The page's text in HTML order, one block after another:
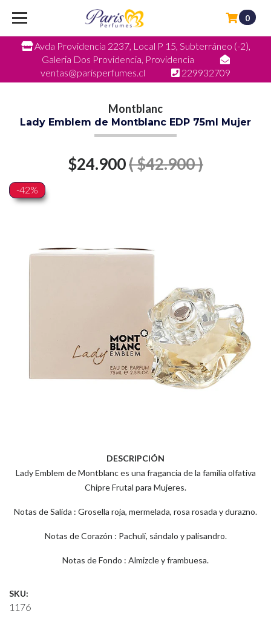
Avda Providencia 2237, Local P 15, Subterráneo (-2),
Galeria Dos Providencia, Providencia
ventas@parisperfumes.cl
229932709
0
Montblanc
Lady Emblem de Montblanc EDP 75ml Mujer
$24.900( $42.900 )
-42%
DESCRIPCIÓN
Lady Emblem de Montblanc es una fragancia de la familia olfativa
Chipre Frutal para Mujeres.
Notas de Salida : Grosella roja, mermelada, rosa rosada y durazno.
Notas de Corazón : Pachulí, sándalo y palisandro.
Notas de Fondo : Almizcle y frambuesa.
SKU:
1176